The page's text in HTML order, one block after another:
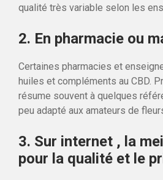
qualité très variable selon les
2. En pharmacie ou
Certaines pharmacies et
huiles et compléments au CBD.
résume souvent à quelques
peu adapté aux amateurs de
3. Sur internet , la
pour la qualité et le